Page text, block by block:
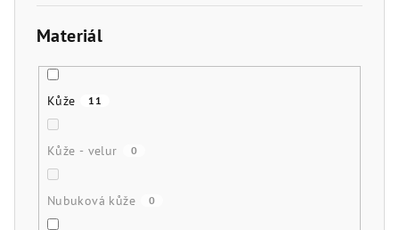
Materiál
Kůže 11
Kůže - velur 0
Nubuková kůže 0